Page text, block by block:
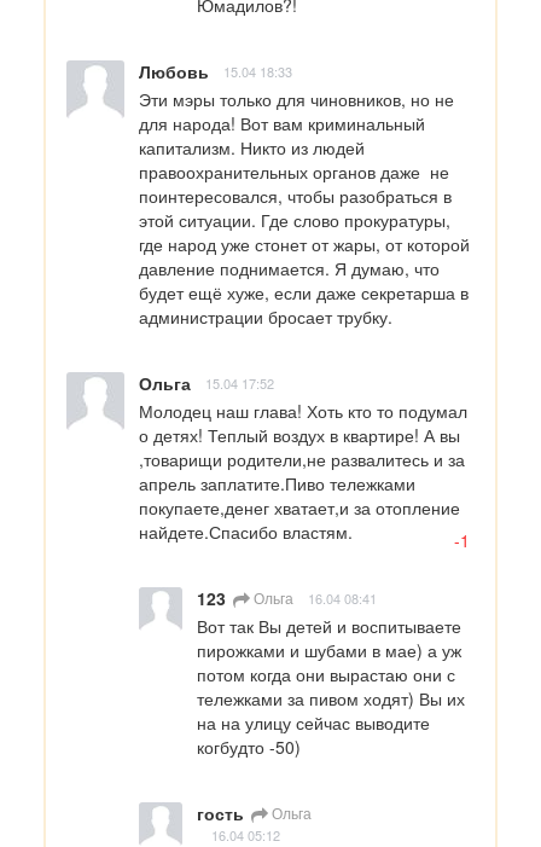
Юмадилов?!
Любовь 15.04 18:33
Эти мэры только для чиновников, но не
для народа! Вот вам криминальный
капитализм. Никто из людей
правоохранительных органов даже  не
поинтересовался, чтобы разобраться в
этой ситуации. Где слово прокуратуры,
где народ уже стонет от жары, от которой
давление поднимается. Я думаю, что
будет ещё хуже, если даже секретарша в
администрации бросает трубку.
Ольга 15.04 17:52
Молодец наш глава! Хоть кто то подумал
о детях! Теплый воздух в квартире! А вы
,товарищи родители,не развалитесь и за
апрель заплатите.Пиво тележками
покупаете,денег хватает,и за отопление
найдете.Спасибо властям.
-1
123 Ольга 16.04 08:41
Вот так Вы детей и воспитываете
пирожками и шубами в мае) а уж
потом когда они вырастаю они с
тележками за пивом ходят) Вы их
на на улицу сейчас выводите
когбудто -50)
гость Ольга
16.04 05:12